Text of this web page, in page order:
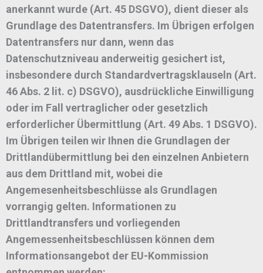
anerkannt wurde (Art. 45 DSGVO), dient dieser als
Grundlage des Datentransfers. Im Übrigen erfolgen
Datentransfers nur dann, wenn das
Datenschutzniveau anderweitig gesichert ist,
insbesondere durch Standardvertragsklauseln (Art.
46 Abs. 2 lit. c) DSGVO), ausdrückliche Einwilligung
oder im Fall vertraglicher oder gesetzlich
erforderlicher Übermittlung (Art. 49 Abs. 1 DSGVO).
Im Übrigen teilen wir Ihnen die Grundlagen der
Drittlandübermittlung bei den einzelnen Anbietern
aus dem Drittland mit, wobei die
Angemesenheitsbeschlüsse als Grundlagen
vorrangig gelten. Informationen zu
Drittlandtransfers und vorliegenden
Angemessenheitsbeschlüssen können dem
Informationsangebot der EU-Kommission